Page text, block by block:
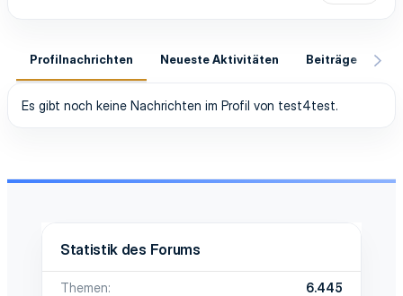
Profilnachrichten Neueste Aktivitäten Beiträge
Es gibt noch keine Nachrichten im Profil von test4test.
Statistik des Forums
Themen
6.445